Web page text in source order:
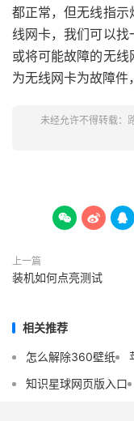
都正常，但无线指
线网卡，我们可以找
或将可能故障的无
为无线网卡为故障件
未经允许不得转载：
  
上一篇
装机如何点亮测试
相关推荐
怎么解除360壁纸
知识星球网页版入口